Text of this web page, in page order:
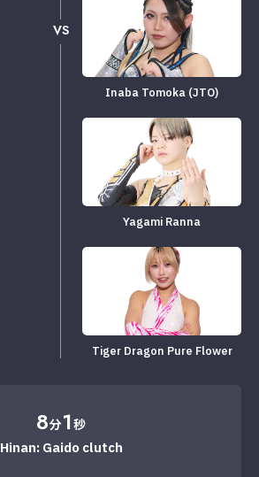
VS
Inaba Tomoka (JTO)
Yagami Ranna
Tiger Dragon Pure Flower
8分1秒
Hinan: Gaido clutch